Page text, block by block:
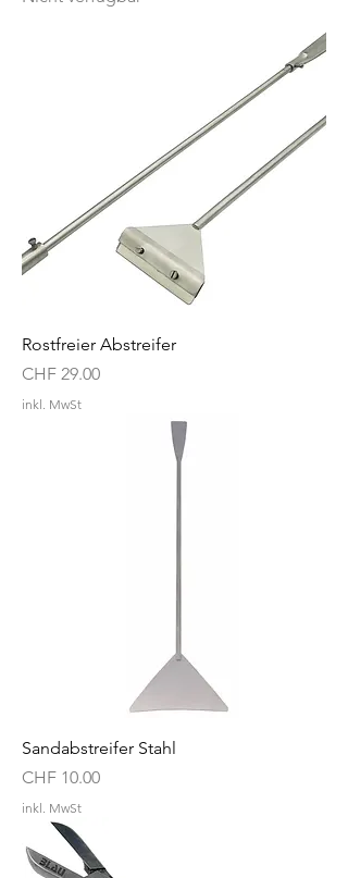
Rostfreier Abstreifer
Preis
CHF 29.00
inkl. MwSt
Sandabstreifer Stahl
Preis
CHF 10.00
inkl. MwSt